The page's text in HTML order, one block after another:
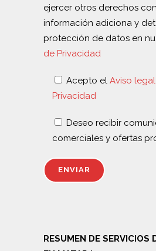
ejercer otros derechos
información adiciona y
protección de datos en
de Privacidad
Acepto el Aviso legal
Privacidad
Deseo recibir
comerciales y ofertas
RESUMEN DE SERVICIOS